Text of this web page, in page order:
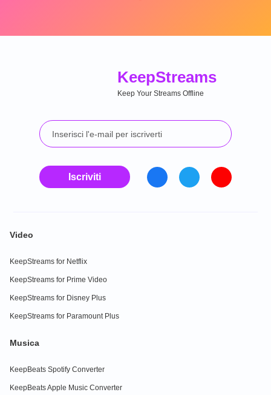
KeepStreams
Keep Your Streams Offline
Iscriviti
Video
KeepStreams for Netflix
KeepStreams for Prime Video
KeepStreams for Disney Plus
KeepStreams for Paramount Plus
Musica
KeepBeats Spotify Converter
KeepBeats Apple Music Converter